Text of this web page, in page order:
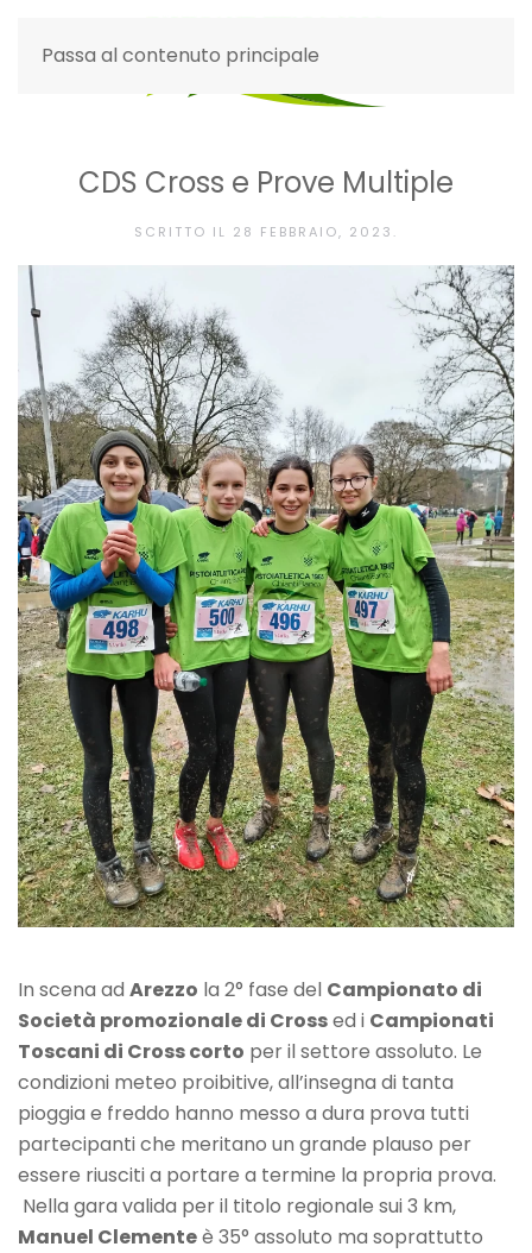
Passa al contenuto principale
CDS Cross e Prove Multiple
SCRITTO IL 28 FEBBRAIO, 2023 .
In scena ad Arezzo la 2° fase del Campionato di
Società promozionale di Crossed i Campionati
Toscani di Cross corto per il settore assoluto. Le
condizioni meteo proibitive, all’insegna di tanta
pioggia e freddo hanno messo a dura prova tutti
partecipanti che meritano un grande plauso per
essere riusciti a portare a termine la propria prova.
Nella gara valida per il titolo regionale sui 3 km,
Manuel Clementeè 35° assoluto ma soprattutto